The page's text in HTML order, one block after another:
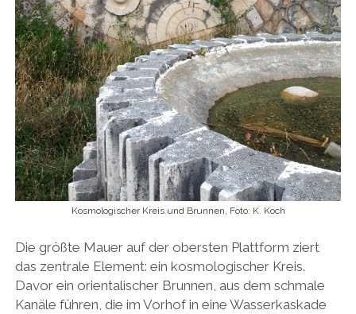
Kosmologischer Kreis und Brunnen, Foto: K. Koch
Die größte Mauer auf der obersten Plattform ziert
das zentrale Element: ein kosmologischer Kreis.
Davor ein orientalischer Brunnen, aus dem schmale
Kanäle führen, die im Vorhof in eine Wasserkaskade